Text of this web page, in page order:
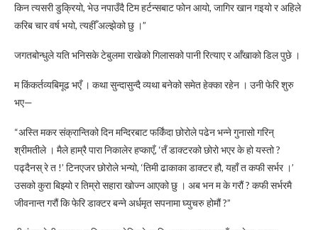
किन त्यसरी डुक्रियो, भेउ नपाउँदै टिम हर्टन्सबाट फोन आयो, जागिर खान गइयो र अहिले
करिब चार वर्ष भयो, त्यहीँ अल्झेको छु ।”
जगतबोन्धुले यति भनिसके टेबुलमा राखेको गिलासको पानी रित्याए र आँखाको डिल पुछे ।
म किंकर्तव्यबिमूढ भएँ । कथा सुन्दासुन्दै व्यथा बनेको समेत हेक्का रहेन । उनी फेरि शुरु
भए—
“अस्ति मकर संक्रान्तिको दिन मन्दिरबाट फर्किंदा छोरोले पढेन भन्ने गुनासो गरिन्
श्रीमतीले । मैले हाम्रै पारा निकालेर हप्काएँ, ‘तँ डाक्टरको छोरो भएर के हो यस्तो ?
पढ्दैनस् रे त !’ टिनएजर छोरोले भन्यो, ‘तिमी ढाकाका डाक्टर हौ, यहाँ त कफी सर्भर ।’
उसको कुरा बिझ्यो र तिम्रो सहारा खोज्न आएको छु । अब भन म के गरौं ? कफी सर्भरमै
जीवनान्त गरौं कि फेरि डाक्टर बन्ने अर्धमृत सपनामा घ्युचरु होमौं ?”